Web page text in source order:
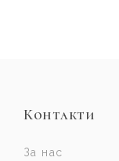
Контакти
За нас